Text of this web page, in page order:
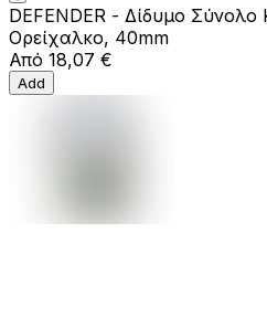
DEFENDER - Δίδυμο Σύνολο
Ορείχαλκο, 40mm
Από 18,07 €
Add